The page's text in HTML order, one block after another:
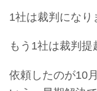
1社は裁判になり
もう1社は裁判提
依頼したのが10